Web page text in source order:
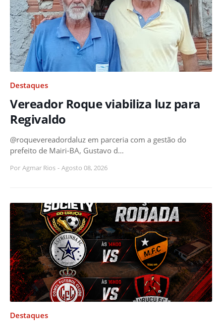
Destaques
Vereador Roque viabiliza luz para
Regivaldo
@roquevereadordaluz em parceria com a gestão do
prefeito de Mairi-BA, Gustavo d…
Por Agmar Rios - Agosto 08, 2026
Destaques